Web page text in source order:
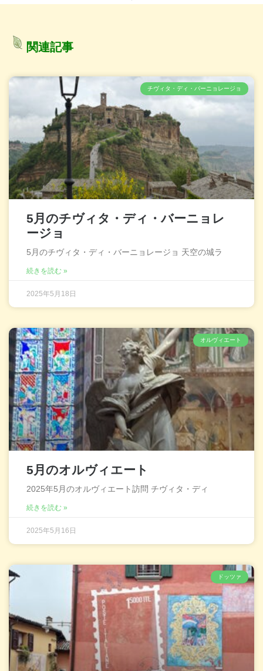
関連記事
チヴィタ・ディ・バーニョレージョ
5月のチヴィタ・ディ・バーニョレ
ージョ
5月のチヴィタ・ディ・バーニョレージョ 天空の城ラ
続きを読む »
2025年5月18日
オルヴィエート
5月のオルヴィエート
2025年5月のオルヴィエート訪問 チヴィタ・ディ
続きを読む »
2025年5月16日
ドッツァ